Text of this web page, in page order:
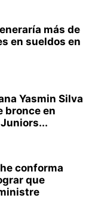
más de
en sueldos en
Yasmin Silva
bronce en
conforma
que